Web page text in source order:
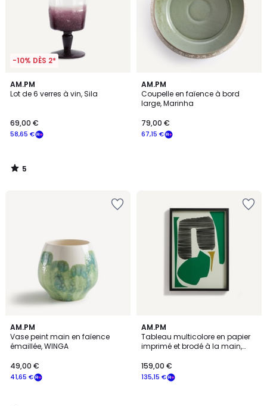
-10% DÈS 2*
AM.PM
Lot de 6 verres à vin, Sila
58,65 €
69,00 €
5
/
5
/
AM.PM
Coupelle en faïence à bord
large, Marinha
67,15 €
79,00 €
AM.PM
Vase peint main en faïence
émaillée, WINGA
41,65 €
49,00 €
5
/
5
AM.PM
Tableau multicolore en papier
imprimé et brodé à la main,
135,15 €
159,00 €